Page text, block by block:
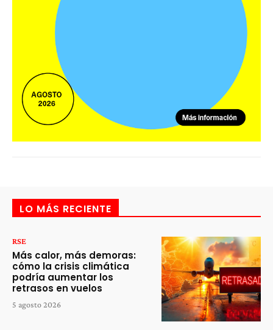
LO MÁS RECIENTE
RSE
Más calor, más demoras:
cómo la crisis climática
podría aumentar los
retrasos en vuelos
5 agosto 2026